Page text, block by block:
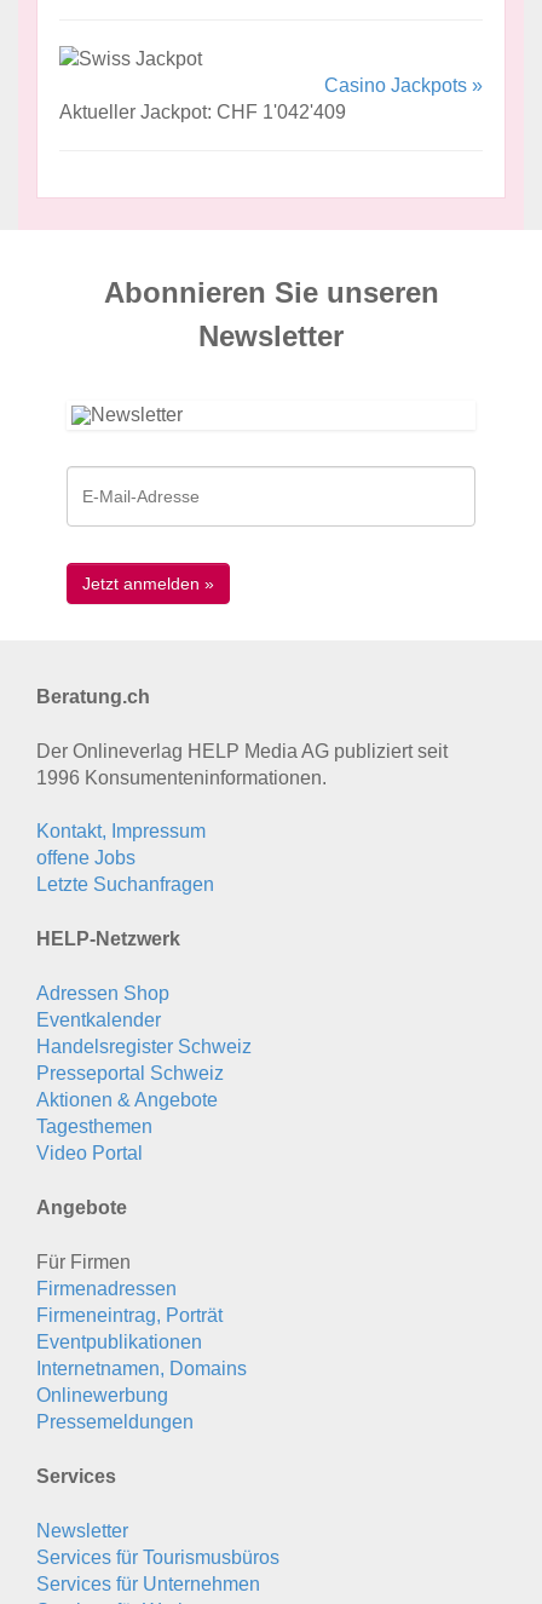
Casino Jackpots »
Aktueller Jackpot: CHF 1'042'409
Abonnieren Sie unseren
News­letter
Beratung.ch
Der Onlineverlag HELP Media AG publiziert seit
1996 Konsumenten­informationen.
Kontakt, Impressum
offene Jobs
Letzte Suchanfragen
HELP-Netzwerk
Adressen Shop
Eventkalender
Handelsregister Schweiz
Presseportal Schweiz
Aktionen & Angebote
Tagesthemen
Video Portal
Angebote
Für Firmen
Firmenadressen
Firmeneintrag, Porträt
Eventpublikationen
Internetnamen, Domains
Onlinewerbung
Pressemeldungen
Services
Newsletter
Services für Tourismusbüros
Services für Unternehmen